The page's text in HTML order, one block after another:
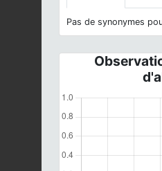
Pas de synonymes